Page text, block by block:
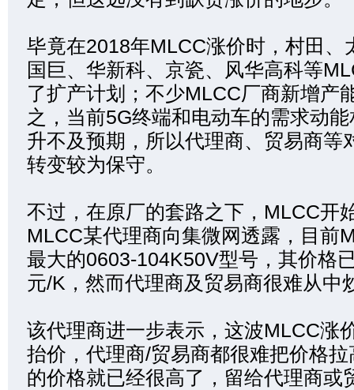
毕竟在2018年MLCC涨价时，村田、
国巨、华新科、京瓷、风华高科等
了扩产计划；不少MLCC厂商新增产
之，当前5G终端和电动车的需求动
升不及预期，所以代理商、贸易商等
转变较为保守。
不过，在原厂的套路之下，MLCC开
MLCC某代理商向集微网透露，目前
最大的0603-104K50V型号，其价格
元/K，然而代理商及贸易商很难从中
该代理商进一步表示，这波MLCC涨
抬价，代理商/贸易商都很难把价格
的价格就已经很高了，留给代理商或